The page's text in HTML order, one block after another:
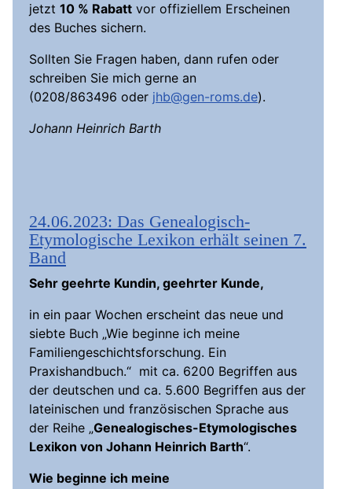
jetzt 10 % Rabatt vor offiziellem Erscheinen
des Buches sichern.
Sollten Sie Fragen haben, dann rufen oder
schreiben Sie mich gerne an
(0208/863496 oder jhb@gen-roms.de).
Johann Heinrich Barth
24.06.2023: Das Genealogisch-
Etymologische Lexikon erhält seinen 7.
Band
Sehr geehrte Kundin, geehrter Kunde,
in ein paar Wochen erscheint das neue und
siebte Buch „Wie beginne ich meine
Familiengeschichtsforschung. Ein
Praxishandbuch.“ mit ca. 6200 Begriffen aus
der deutschen und ca. 5.600 Begriffen aus der
lateinischen und französischen Sprache aus
der Reihe „Genealogisches-Etymologisches
Lexikon von Johann Heinrich Barth“.
Wie beginne ich meine